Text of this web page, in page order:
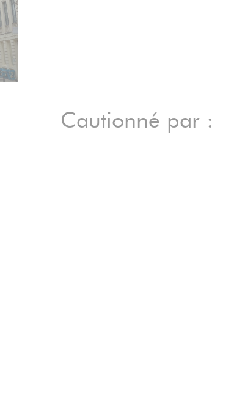
Cautionné par :